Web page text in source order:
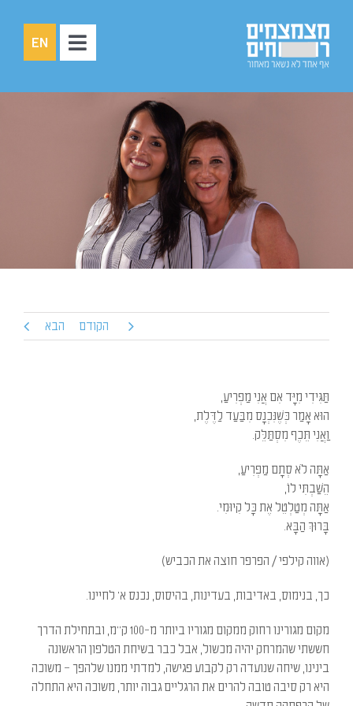
לתוכן
Toggle
סיפורי חונכויות
חונכים
שותפים
EN
הקודם הבא
תַּגִּידִי מִיָּד אִם אֲנִי מַפְרִיעַ,
הוּא אָמַר כְּשֶׁנִּכְנָס מִבַּעַד לַדֶּלֶת,
וַאֲנִי תֵּכֶף מִסְתַּלֵּק.
אַתָּה לֹא סְתָם מַפְרִיעַ,
הֵשַׁבְתִּי לוֹ,
אַתָּה מְטַלְטֵל אֶת כָּל קִיוּמִי.
בָּרוּךְ הַבָּא.
(אווה קילפי / הפרפר חוצה את הכביש)
כך, בנימוס, באדיבות, בעדינות, בהיסוס, נכנס א' לחיינו.
מקום מגורינו רחוק ממקום מגוריו ביותר מ-100 ק"מ, ובתחילת הדרך
חששתי שהמרחק יהיה מכשול, אבל כבר בשיחת הטלפון הראשונה
בינינו, שיחה שנועדה רק לקבוע פגישה, למדתי ממנו שלהפך – משוכה
היא רק סיבה טובה להרים את הרגליים גבוה יותר, משוכה היא התחלה